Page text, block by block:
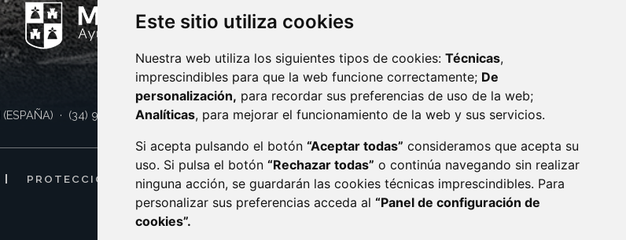
Este sitio utiliza cookies
Nuestra web utiliza los siguientes tipos de cookies: Técnicas,
imprescindibles para que la web funcione correctamente; De
personalización, para recordar sus preferencias de uso de la web;
Analíticas, para mejorar el funcionamiento de la web y sus servicios.
Si acepta pulsando el botón “Aceptar todas” consideramos que acepta su
uso. Si pulsa el botón “Rechazar todas” o continúa navegando sin realizar
ninguna acción, se guardarán las cookies técnicas imprescindibles. Para
personalizar sus preferencias acceda al “Panel de configuración de
cookies”.
(ESPAÑA) · (34) 974 400 700 ·sac@monzon.es monzon.es
PROTECCIÓN DE DATOS POLÍTICA DE COOKIES
ACCESIBILIDAD